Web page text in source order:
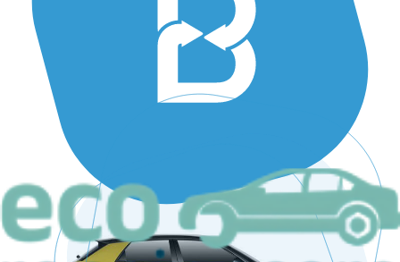
Sprechen Sie mit uns